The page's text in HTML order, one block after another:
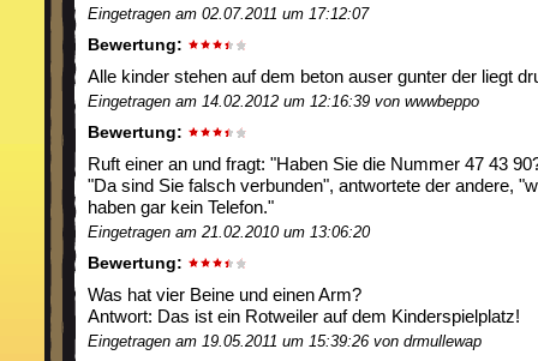
Eingetragen am 02.07.2011 um 17:12:07
Bewertung:
Alle kinder stehen auf dem beton auser gunter der liegt
Eingetragen am 14.02.2012 um 12:16:39 von wwwbeppo
Bewertung:
Ruft einer an und fragt: "Haben Sie die Nummer 47 43
"Da sind Sie falsch verbunden", antwortete der andere,
haben gar kein Telefon."
Eingetragen am 21.02.2010 um 13:06:20
Bewertung:
Was hat vier Beine und einen Arm?
Antwort: Das ist ein Rotweiler auf dem Kinderspielplatz!
Eingetragen am 19.05.2011 um 15:39:26 von drmullewap